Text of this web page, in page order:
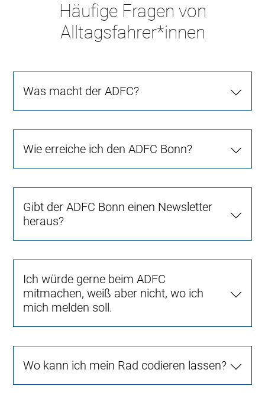
Häufige Fragen von
Alltagsfahrer*innen
Was macht der ADFC?
Wie erreiche ich den ADFC Bonn?
Gibt der ADFC Bonn einen Newsletter
heraus?
Ich würde gerne beim ADFC
mitmachen, weiß aber nicht, wo ich
mich melden soll.
Wo kann ich mein Rad codieren lassen?